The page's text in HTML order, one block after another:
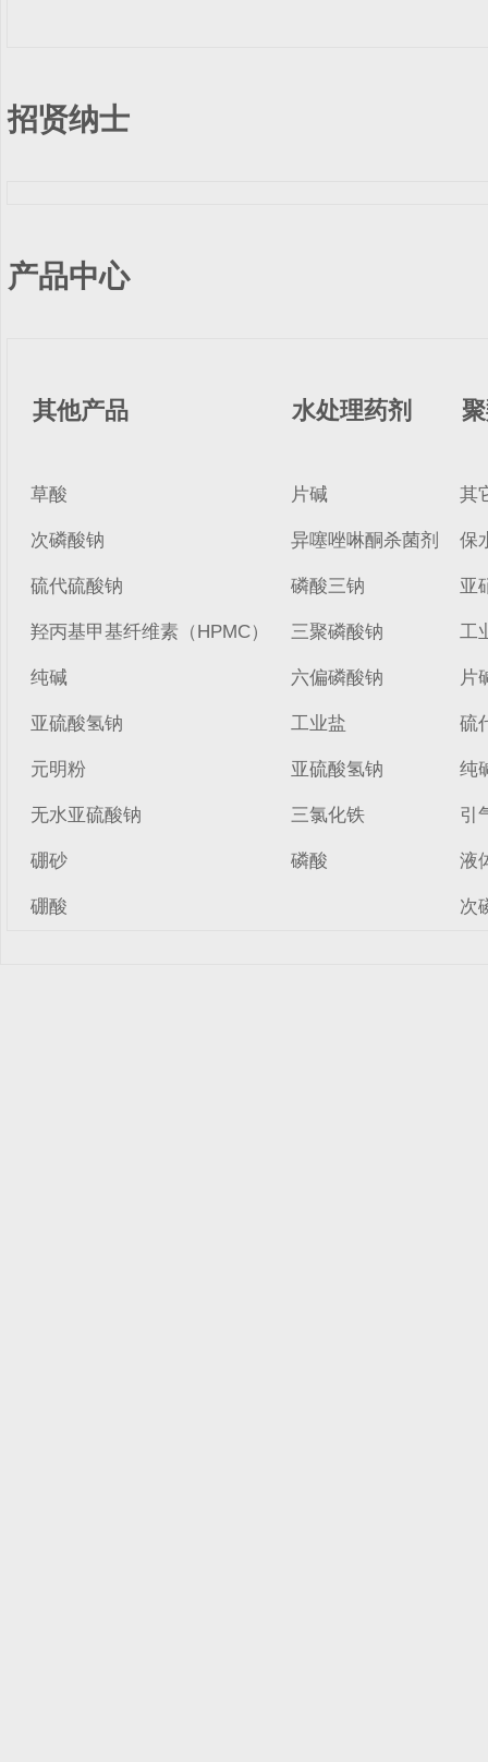
招贤纳士
产品中心
其他产品
草酸
次磷酸钠
硫代硫酸钠
羟丙基甲基纤维素（HPMC）
纯碱
亚硫酸氢钠
元明粉
无水亚硫酸钠
硼砂
硼酸
水处理药剂
片碱
异噻唑啉酮杀菌剂
磷酸三钠
三聚磷酸钠
六偏磷酸钠
工业盐
亚硫酸氢钠
三氯化铁
磷酸
其
保
亚
工
片
硫
纯
引
液
次